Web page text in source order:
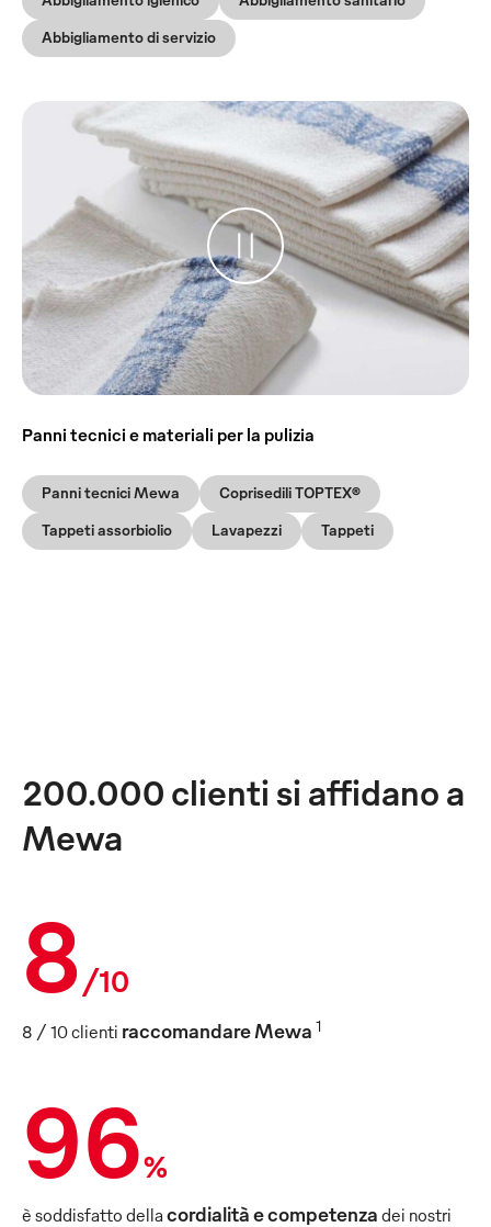
Abbigliamento di servizio
Panni tecnici e materiali per la pulizia
Panni tecnici Mewa
Coprisedili TOPTEX®
Tappeti assorbiolio
Lavapezzi Tappeti
200.000 clienti si affidano a
Mewa
8/10
8 / 10 clienti raccomandare Mewa 1
96%
è soddisfatto dellacordialità e competenza dei nostri